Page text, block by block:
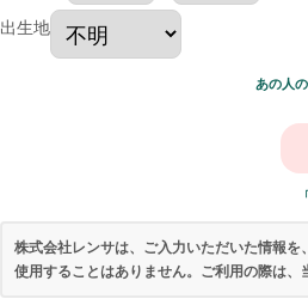
出生地
あの人
株式会社レンサは、ご入力いただいた情報
使用することはありません。ご利用の際は、